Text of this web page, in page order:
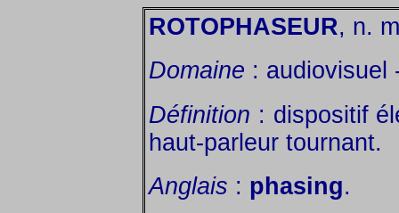
ROTOPHASEUR, n.
Domaine : audiovisuel
Définition : dispositif
haut-parleur tournant.
Anglais : phasing.